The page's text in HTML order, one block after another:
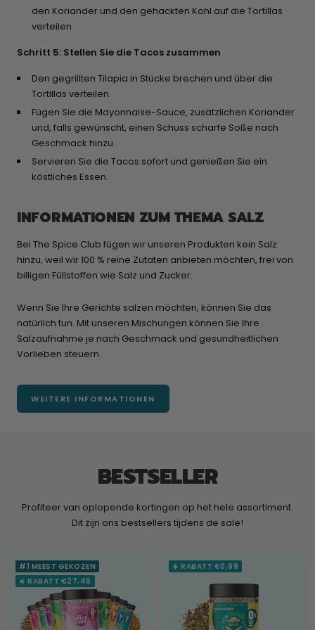
den Koriander und den gehackten Kohl auf die Tortillas
verteilen.
Schritt 5: Stellen Sie die Tacos zusammen
Den gegrillten Tilapia in Stücke brechen und über die
Tortillas verteilen.
Fügen Sie die Mayonnaise-Sauce, zusätzlichen Koriander
und, falls gewünscht, einen Schuss scharfe Soße nach
Geschmack hinzu.
Servieren Sie die Tacos sofort und genießen Sie ein
köstliches Essen.
INFORMATIONEN ZUM THEMA SALZ
Bei The Spice Club fügen wir unseren Produkten kein Salz
hinzu, weil wir 100 % reine Zutaten anbieten möchten, frei von
billigen Füllstoffen wie Salz und Zucker.
Wenn Sie Ihre Gerichte salzen möchten, können Sie das
natürlich tun. Mit unseren Mischungen können Sie Ihre
Salzaufnahme je nach Geschmack und gesundheitlichen
Vorlieben steuern.
WEITERE INFORMATIONEN
BESTSELLER
Profiteer van oplopende kortingen op het hele assortiment.
Dit zijn ons bestsellers tijdens de sale!
#1 MEEST GEKOZEN
☀️ RABATT €27,45
☀️ RABATT €0,99